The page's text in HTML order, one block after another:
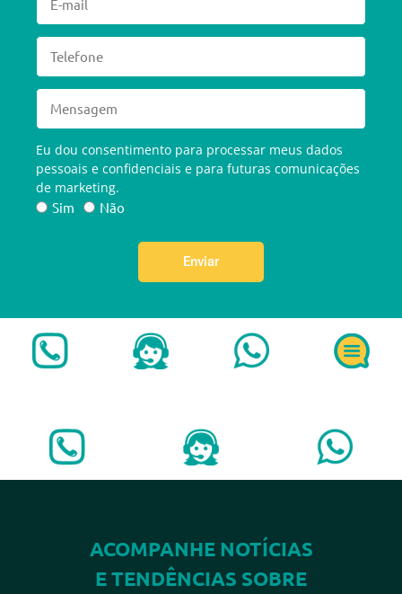
Eu dou consentimento para processar meus dados
pessoais e confidenciais e para futuras comunicações
de marketing.
Sim
Não
Enviar
ACOMPANHE NOTÍCIAS
E TENDÊNCIAS SOBRE